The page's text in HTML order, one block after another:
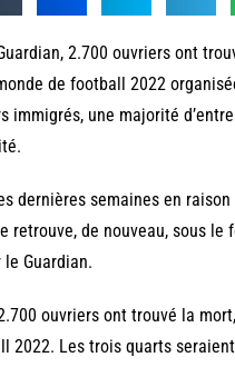
2.700 ouvriers ont
de football 2022
immigrés, une majorité
dernières semaines en
retrouve, de nouveau, sous le
Guardian.
ouvriers ont trouvé la
Les trois quarts seraient